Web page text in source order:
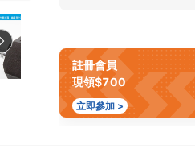
註冊會員
現領$700
立即參加 >